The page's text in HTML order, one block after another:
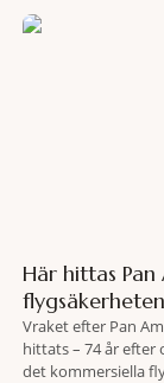
fler människor ska
Här hittas
flygsäkerheten
Vraket efter Pan
hittats – 74 år efter
det kommersiella